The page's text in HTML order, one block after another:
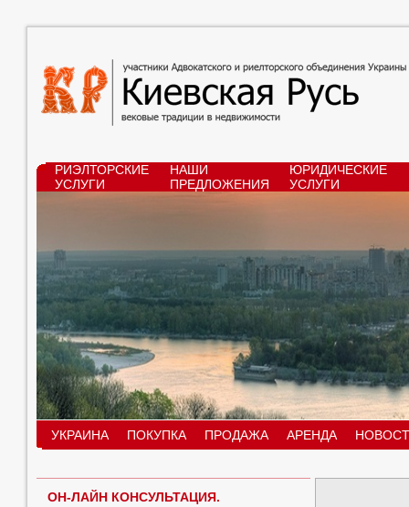
РИЭЛТОРСКИЕ
УСЛУГИ
НАШИ
ПРЕДЛОЖЕНИЯ
ЮРИДИЧЕСКИЕ
УСЛУГИ
УКРАИНА ПОКУПКА ПРОДАЖА АРЕНДА
ОН-ЛАЙН КОНСУЛЬТАЦИЯ.